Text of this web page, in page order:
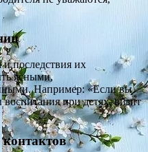
последствия их
ясными,
Например: «Если вы
при детях, визит
контактов